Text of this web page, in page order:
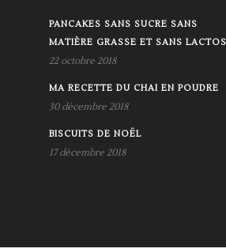
PANCAKES SANS SUCRE SANS
MATIÈRE GRASSE ET SANS
22 octobre 2018
MA RECETTE DU CHAI EN POUDRE
30 décembre 2018
BISCUITS DE NOËL
17 décembre 2018